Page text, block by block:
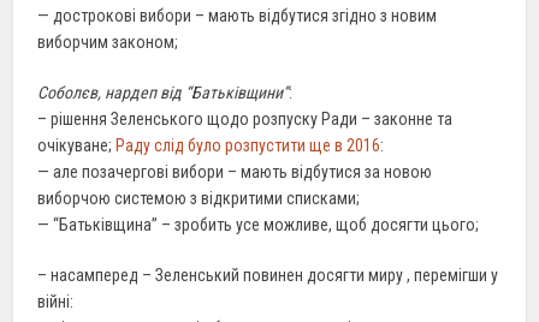
— дострокові вибори – мають відбутися згідно з новим
виборчим законом;
Соболєв, нардеп від “Батьківщини”:
– рішення Зеленського щодо розпуску Ради – законне та
очікуване; Раду слід було розпустити ще в 2016:
— але позачергові вибори – мають відбутися за новою
виборчою системою з відкритими списками;
— “Батьківщина” – зробить усе можливе, щоб досягти цього;
– насамперед – Зеленський повинен досягти миру , перемігши у
війні: